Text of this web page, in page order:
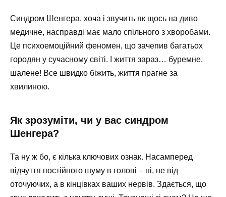
Синдром Шенгера, хоча і звучить як щось на диво
медичне, насправді має мало спільного з хворобами.
Це психоемоційний феномен, що зачепив багатьох
городян у сучасному світі. І життя зараз… буремне,
шалене! Все швидко біжить, життя прагне за
хвилиною.
Як зрозуміти, чи у вас синдром
Шенгера?
Та ну ж бо, є кілька ключових ознак. Насамперед
відчуття постійного шуму в голові – ні, не від
оточуючих, а в кінцівках ваших нервів. Здається, що